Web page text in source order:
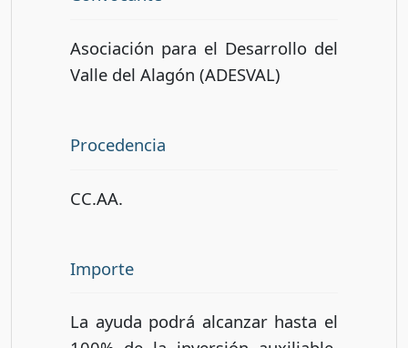
Asociación para el Desarrollo del
Valle del Alagón (ADESVAL)
Procedencia
CC.AA.
Importe
La ayuda podrá alcanzar hasta el